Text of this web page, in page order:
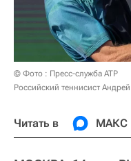
© Фото : Пресс-служба ATP
Российский теннисист
Читать в МАКС